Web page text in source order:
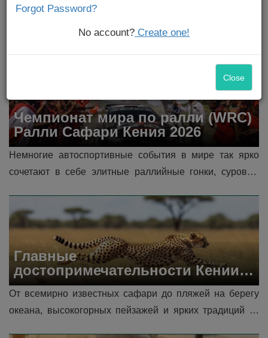
Для всех любителей водных видов спорта пляж Диани,
расположенный на побережье Индийского океана в
Чемпионат мира по ралли (WRC)
Ралли Сафари Кения 2026
Немногие автоспортивные события в мире так ярко
сочетают в себе элитные раллийные гонки, суровую
как ралли Safari Rally Kenya Чемпио...
Главные
достопримечательности Кении
на 2026 год
От всемирно известных сафари до пляжей на берегу
океана, высокогорных пейзажей и ярких традиций —
Forgot Password?
No account? Create one!
Close